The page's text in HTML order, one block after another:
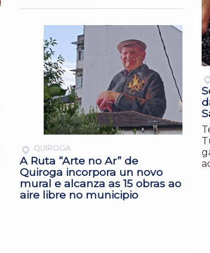
QUIROGA
A Ruta “Arte no Ar” de
Quiroga incorpora un novo
mural e alcanza as 15 obras ao
aire libre no municipio